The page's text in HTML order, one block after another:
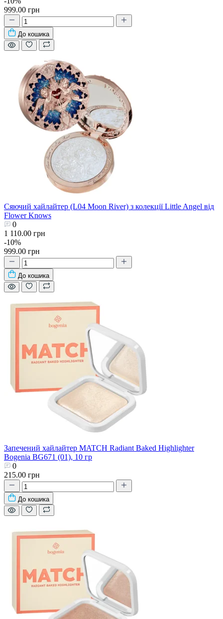
999.00 грн
До кошика
Сяючий хайлайтер (L04 Moon River) з колекції Little Angel від
Flower Knows
0
1 110.00 грн
-10%
999.00 грн
До кошика
Запечений хайлайтер MATCH Radiant Baked Highlighter
Bogenia BG671 (01), 10 гр
0
215.00 грн
До кошика